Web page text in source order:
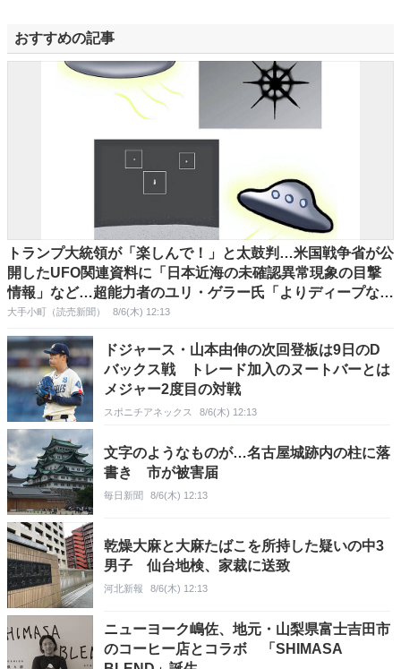
おすすめの記事
トランプ大統領が「楽しんで！」と太鼓判…米国戦争省が公
開したUFO関連資料に「日本近海の未確認異常現象の目撃
情報」など…超能力者のユリ・ゲラー氏「よりディープな真
実が存在する」
大手小町（読売新聞） 8/6(木) 12:13
ドジャース・山本由伸の次回登板は9日のD
バックス戦 トレード加入のヌートバーとは
メジャー2度目の対戦
スポニチアネックス 8/6(木) 12:13
文字のようなものが…名古屋城跡内の柱に落
書き 市が被害届
毎日新聞 8/6(木) 12:13
乾燥大麻と大麻たばこを所持した疑いの中3
男子 仙台地検、家裁に送致
河北新報 8/6(木) 12:13
ニューヨーク嶋佐、地元・山梨県富士吉田市
のコーヒー店とコラボ 「SHIMASA